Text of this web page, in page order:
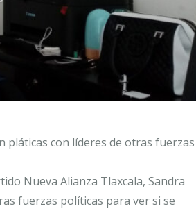
pláticas con líderes de otras fuerzas
Nueva Alianza Tlaxcala, Sandra
fuerzas políticas para ver si se